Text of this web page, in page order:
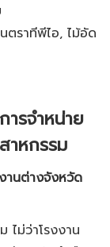
ราทีพีไอ, ไม้อัด
รจำหน่าย
าหกรรม
านต่างจังหวัด
ไม่ว่าโรงงาน